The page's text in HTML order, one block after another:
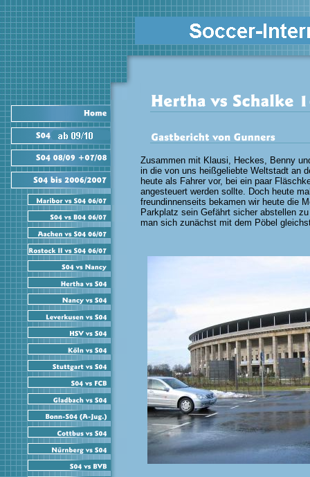
Zusammen mit Klausi, Heckes, Benny
in die von uns heißgeliebte Weltstadt an
heute als Fahrer vor, bei ein paar
angesteuert werden sollte. Doch heute
freundinnenseits bekamen wir heute die
Parkplatz sein Gefährt sicher abstellen
man sich zunächst mit dem Pöbel